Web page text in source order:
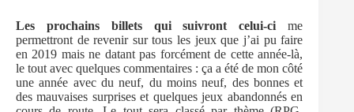
Les prochains billets qui suivront celui-ci me
permettront de revenir sur tous les jeux que j’ai pu faire
en 2019 mais ne datant pas forcément de cette année-là,
le tout avec quelques commentaires : ça a été de mon côté
une année avec du neuf, du moins neuf, des bonnes et
des mauvaises surprises et quelques jeux abandonnés en